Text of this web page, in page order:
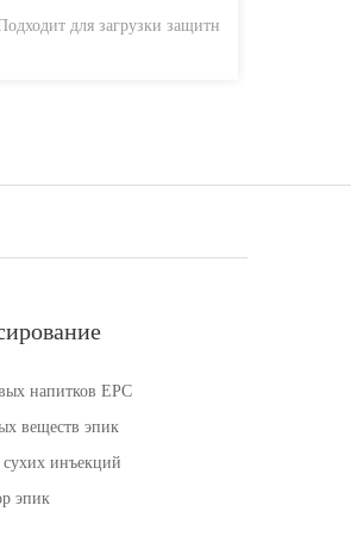
для загрузки защитн
напитков EPC
веществ эпик
инъекций
эпик